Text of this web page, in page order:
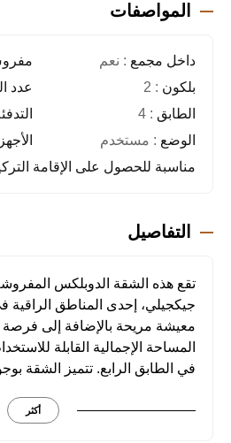
المواصفات
داخل مجمع : نعم
بلكون : 2 عدد
الطابق : 4
الوضع : مستخدم
مناسبة للحصول على الإقامة
التفاصيل
جيكجيلي، إحدى المناطق الراقية
معيشة مريحة بالإضافة إلى فرصة
في الطابق الرابع. تتميز الشقة
أكثر